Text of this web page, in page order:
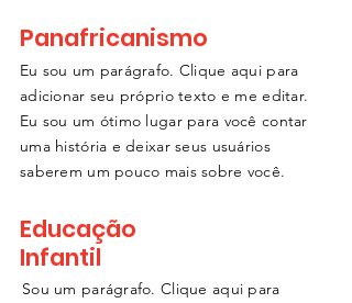
Panafricanismo
Eu sou um parágrafo. Clique aqui para
adicionar seu próprio texto e me editar.
Eu sou um ótimo lugar para você contar
uma história e deixar seus usuários
saberem um pouco mais sobre você.
Educação
Infantil
Sou um parágrafo. Clique aqui para